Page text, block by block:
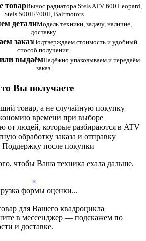
товарВынос радиатора Stels ATV 600 Leopard,
Stels 500H/700H, Baltmotors
деталиМодель техники, задачу, наличие,
доставку.
заказПодтверждаем стоимость и удобный
способ получения.
выдаёмНадёжно упаковываем и передаём
заказ.
Вы получаете
товар, а не случайную покупку
времени при выборе
от людей, которые разбираются в ATV
обработку заказа и отправку
Поддержку после покупки
чтобы Ваша техника ехала дальше.
×
формы оценки...
для Вашего квадроцикла
в мессенджер — подскажем по
и доставке.